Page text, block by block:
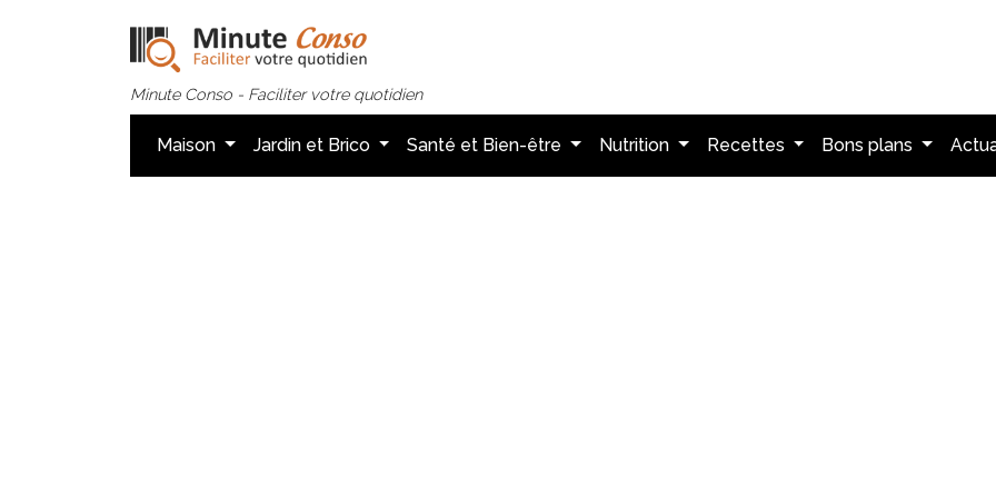
Minute Conso - Faciliter votre quotidien
Maison Jardin et Brico Santé et Bien-être Nutrition Recettes Bons plans